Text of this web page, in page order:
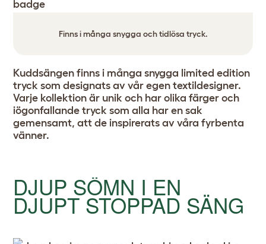
Finns i många snygga och tidlösa tryck.
Kuddsängen finns i många snygga limited edition
tryck som designats av vår egen textildesigner.
Varje kollektion är unik och har olika färger och
iögonfallande tryck som alla har en sak
gemensamt, att de inspirerats av våra fyrbenta
vänner.
DJUP SÖMN I EN
DJUPT STOPPAD SÄNG